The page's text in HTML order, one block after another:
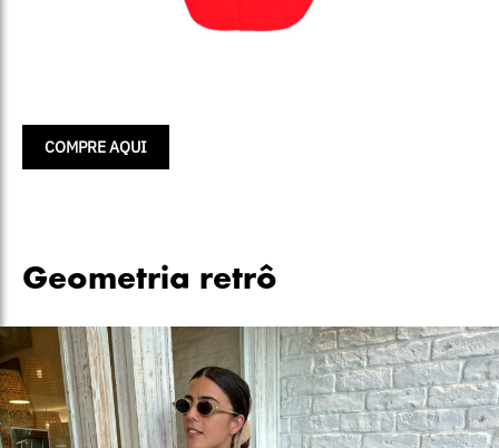
COMPRE AQUI
Geometria retrô